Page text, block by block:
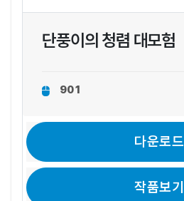
단풍이의 청렴 대모험
901
다운로드
작품보기